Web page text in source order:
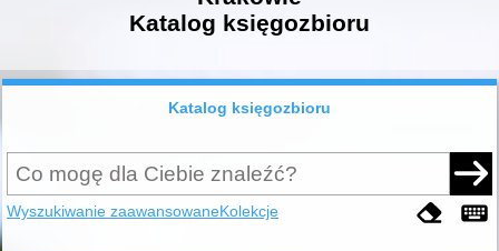
Katalog księgozbioru
Katalog księgozbioru
Wyszukiwanie zaawansowaneKolekcje